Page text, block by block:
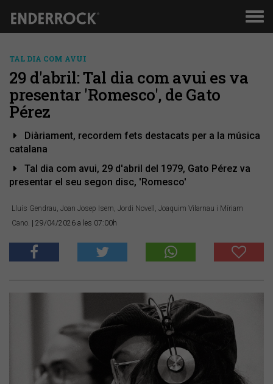
TAL DIA COM AVUI
29 d'abril: Tal dia com avui es va
presentar 'Romesco', de Gato
Pérez
Diàriament, recordem fets destacats per a la música
catalana
Tal dia com avui, 29 d'abril del 1979, Gato Pérez va
presentar el seu segon disc, 'Romesco'
Lluís Gendrau, Joan Josep Isern, Jordi Novell, Joaquim Vilarnau i Míriam
Cano.
| 29/04/2026 a les 07:00h